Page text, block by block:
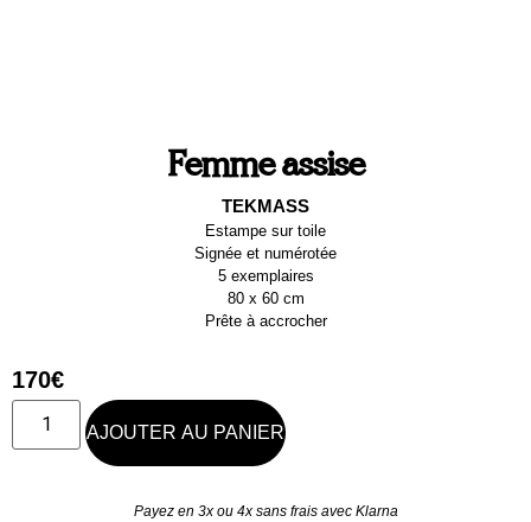
Femme assise
TEKMASS
Estampe sur toile
Signée et numérotée
5 exemplaires
80 x 60 cm
Prête à accrocher
170€
AJOUTER AU PANIER
Payez en 3x ou 4x sans frais avec Klarna